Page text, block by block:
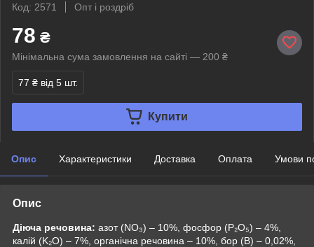
Код: 2571
Опт і роздріб
78 ₴
Мінімальна сума замовлення на сайті — 200 ₴
77 ₴ від 5 шт.
Купити
Опис Характеристики Доставка Оплата Умови
Опис
Діюча речовина: азот (NO₃) – 10%, фосфор (P₂O₅) – 4%,
калій (K₂O) – 7%, органічна речовина – 10%, бор (B) – 0,02%,